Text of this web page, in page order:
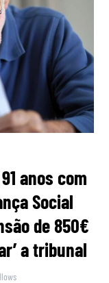
anos com
Social
de 850€
a tribunal